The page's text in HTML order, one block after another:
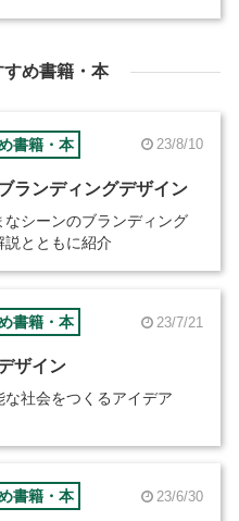
め書籍・本
書籍・本 23/8/10
ランディングデザイン
なシーンのブランディング
説とともに紹介
書籍・本 23/7/21
ザイン
な社会をつくるアイデア
書籍・本 23/6/30